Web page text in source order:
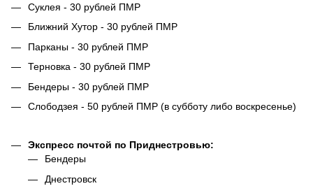
Суклея - 30 рублей ПМР
Ближний Хутор - 30 рублей ПМР
Парканы - 30 рублей ПМР
Терновка - 30 рублей ПМР
Бендеры - 30 рублей ПМР
Слободзея - 50 рублей ПМР (в субботу либо воскресенье)
Экспресс почтой по Приднестровью:
Бендеры
Днестровск